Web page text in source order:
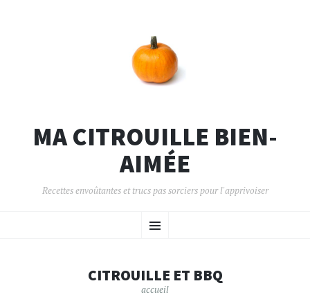
MA CITROUILLE BIEN-
AIMÉE
Recettes envoûtantes et trucs pas sorciers pour l'apprivoiser
CITROUILLE ET BBQ
accueil